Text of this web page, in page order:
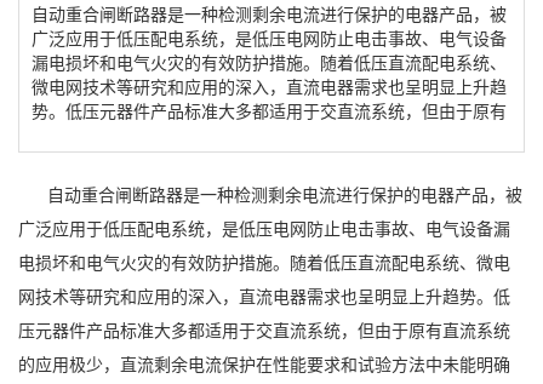
自动重合闸断路器是一种检测剩余电流进行保护的电器产品，被
广泛应用于低压配电系统，是低压电网防止电击事故、电气设备
漏电损坏和电气火灾的有效防护措施。随着低压直流配电系统、
微电网技术等研究和应用的深入，直流电器需求也呈明显上升趋
势。低压元器件产品标准大多都适用于交直流系统，但由于原有
自动重合闸断路器是一种检测剩余电流进行保护的电器产品，被
广泛应用于低压配电系统，是低压电网防止电击事故、电气设备漏
电损坏和电气火灾的有效防护措施。随着低压直流配电系统、微电
网技术等研究和应用的深入，直流电器需求也呈明显上升趋势。低
压元器件产品标准大多都适用于交直流系统，但由于原有直流系统
的应用极少，直流剩余电流保护在性能要求和试验方法中未能明确